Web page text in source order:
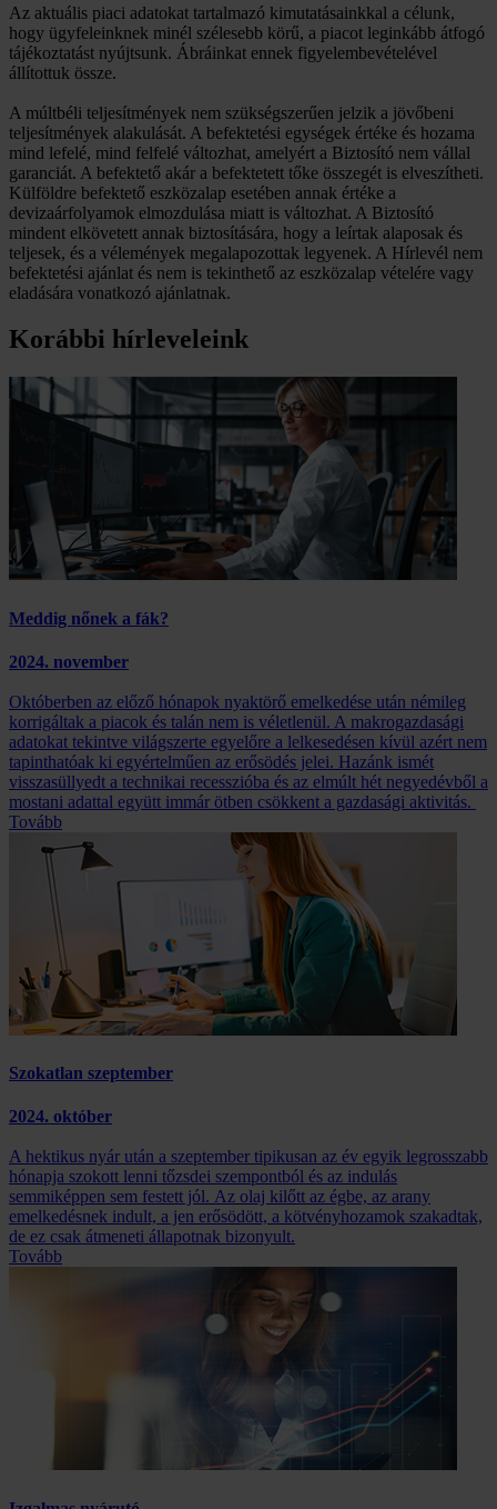
Az aktuális piaci adatokat tartalmazó kimutatásainkkal a célunk,
hogy ügyfeleinknek minél szélesebb körű, a piacot leginkább átfogó
tájékoztatást nyújtsunk. Ábráinkat ennek figyelembevételével
állítottuk össze.
A múltbéli teljesítmények nem szükségszerűen jelzik a jövőbeni
teljesítmények alakulását. A befektetési egységek értéke és hozama
mind lefelé, mind felfelé változhat, amelyért a Biztosító nem vállal
garanciát. A befektető akár a befektetett tőke összegét is elveszítheti.
Külföldre befektető eszközalap esetében annak értéke a
devizaárfolyamok elmozdulása miatt is változhat. A Biztosító
mindent elkövetett annak biztosítására, hogy a leírtak alaposak és
teljesek, és a vélemények megalapozottak legyenek. A Hírlevél nem
befektetési ajánlat és nem is tekinthető az eszközalap vételére vagy
eladására vonatkozó ajánlatnak.
Korábbi hírleveleink
Meddig nőnek a fák?
2024. november
Októberben az előző hónapok nyaktörő emelkedése után némileg
korrigáltak a piacok és talán nem is véletlenül. A makrogazdasági
adatokat tekintve világszerte egyelőre a lelkesedésen kívül azért nem
tapinthatóak ki egyértelműen az erősödés jelei. Hazánk ismét
visszasüllyedt a technikai recesszióba és az elmúlt hét negyedévből a
mostani adattal együtt immár ötben csökkent a gazdasági aktivitás.
Tovább
Szokatlan szeptember
2024. október
A hektikus nyár után a szeptember tipikusan az év egyik legrosszabb
hónapja szokott lenni tőzsdei szempontból és az indulás
semmiképpen sem festett jól. Az olaj kilőtt az égbe, az arany
emelkedésnek indult, a jen erősödött, a kötvényhozamok szakadtak,
de ez csak átmeneti állapotnak bizonyult.
Tovább